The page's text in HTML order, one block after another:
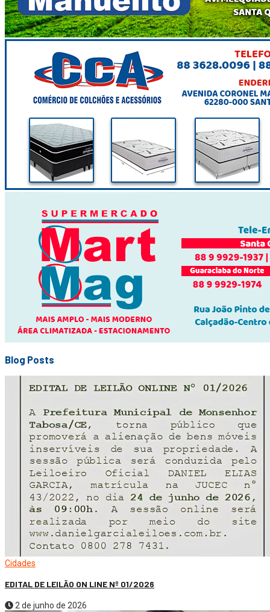
Blog Posts
Cidades
EDITAL DE LEILÃO ON LINE Nº 01/2026
2 de junho de 2026